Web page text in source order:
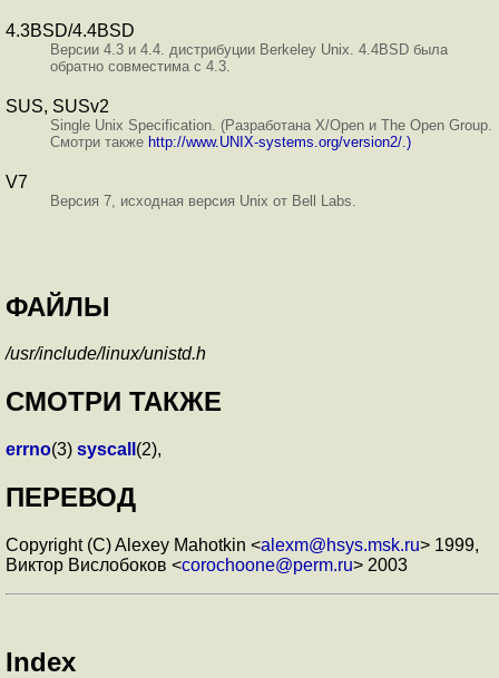
4.3BSD/4.4BSD
Версии 4.3 и 4.4. дистрибуции Berkeley Unix. 4.4BSD была
обратно совместима с 4.3.
SUS, SUSv2
Single Unix Specification. (Разработана X/Open и The Open Group.
Смотри также http://www.UNIX-systems.org/version2/.)
V7
Версия 7, исходная версия Unix от Bell Labs.
ФАЙЛЫ
/usr/include/linux/unistd.h
СМОТРИ ТАКЖЕ
errno(3) syscall (2),
ПЕРЕВОД
Copyright (C) Alexey Mahotkin <alexm@hsys.msk.ru> 1999,
Виктор Вислобоков <corochoone@perm.ru> 2003
Index